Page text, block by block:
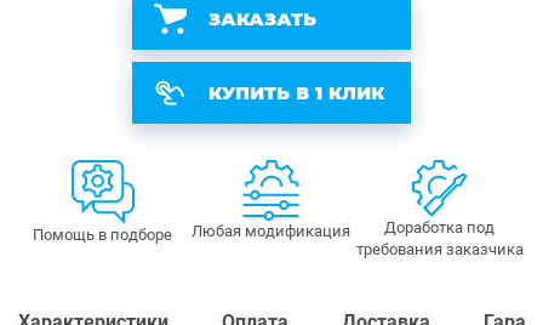
ЗАКАЗАТЬ
КУПИТЬ В 1 КЛИК
Помощь в подборе Любая модификация
Доработка под
требования заказчика